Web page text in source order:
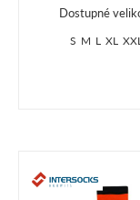
Dostupné
S M L XL